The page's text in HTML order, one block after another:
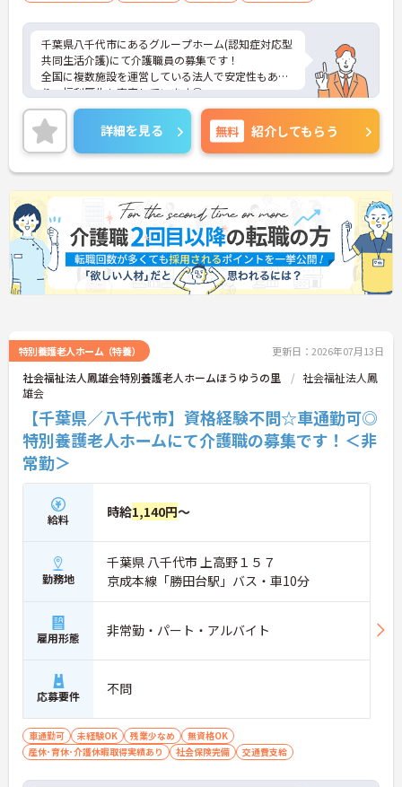
千葉県八千代市にあるグループホーム(認知症対応型
共同生活介護)にて介護職員の募集です！
全国に複数施設を運営している法人で安定性もあ
り、福利厚生も充実しています◎
育児休業・介護休業の取得実績もあり、ライフステ
ージが変化しても安心してお勤めいただける環境で
す。
ご興味のある方には、面接対策ポイントなど、さら
に詳細をお話しいたしますのでお気軽にご相談くだ
さい！
詳細を見る 無料 紹介してもらう
特別養護老人ホーム（特養） 更新日：2026年07月13日
社会福祉法人鳳雄会特別養護老人ホームほうゆうの里
社会福祉法人鳳
雄会
【千葉県／八千代市】資格経験不問☆車通勤可◎
特別養護老人ホームにて介護職の募集です！＜非
常勤＞
給料 時給1,140円～
勤務地
千葉県 八千代市 上高野１５７
京成本線「勝田台駅」バス・車10分
雇用形態 非常勤・パート・アルバイト
応募要件 不問
車通勤可 未経験OK 残業少なめ
無資格OK
産休･育休･介護休暇取得実績あり
社会保険完備 交通費支給